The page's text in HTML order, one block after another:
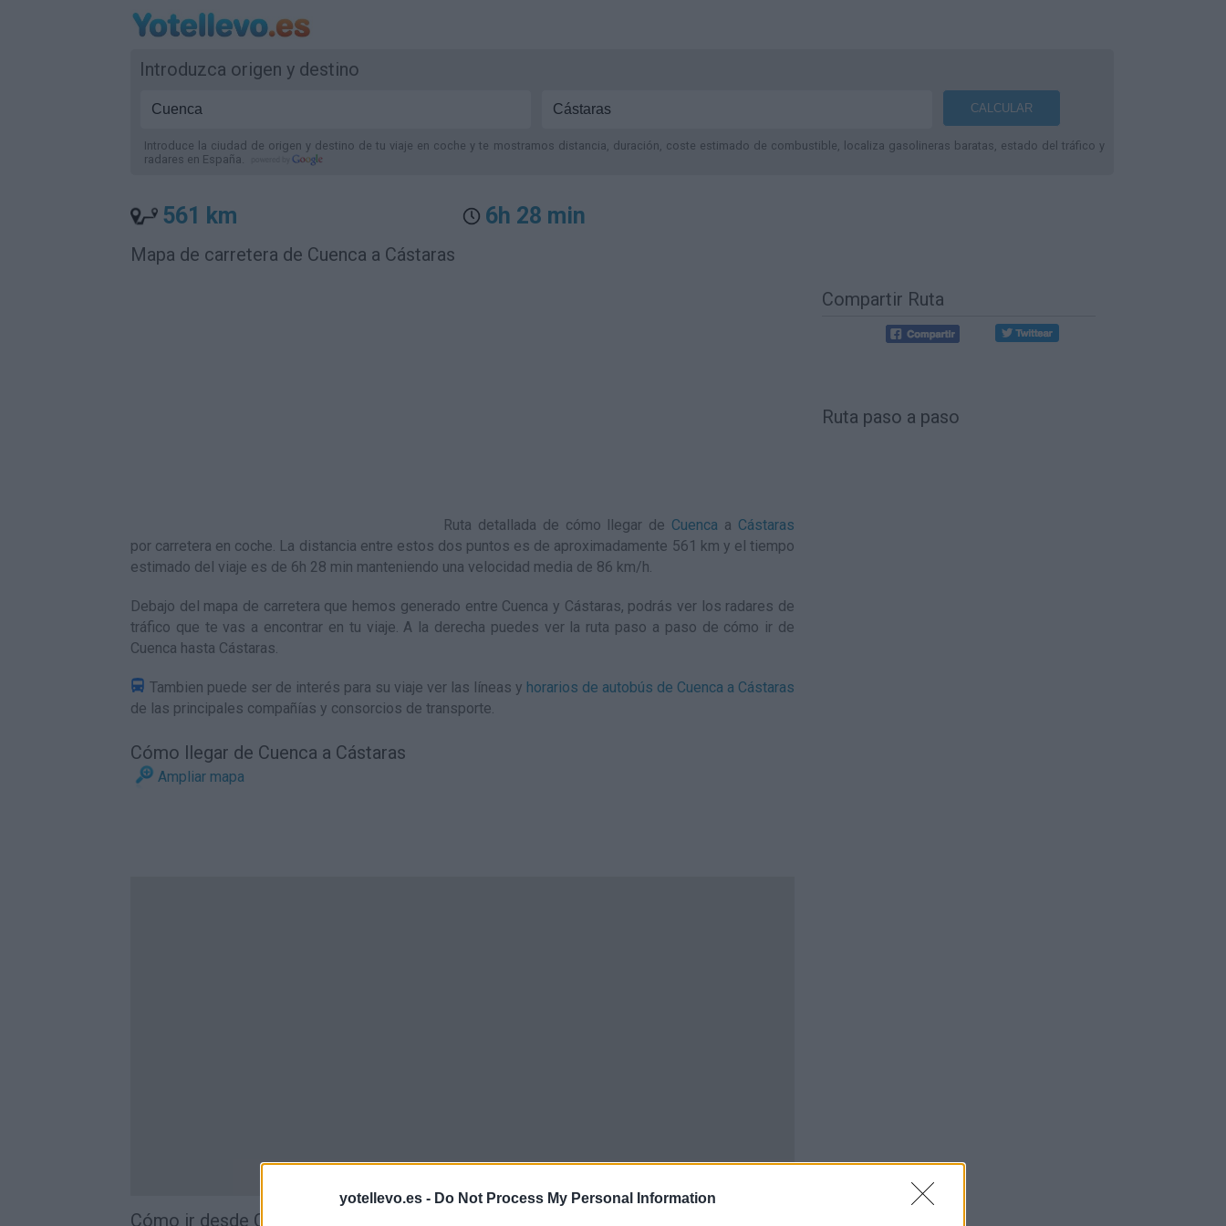
yotellevo.es - Do Not Process My Personal Information
Introduzca origen y destino
Introduce la ciudad de origen y destino de tu viaje en coche y te mostramos distancia, duración, coste estimado de combustible, localiza gasolineras baratas, estado del tráfico y
radares en España.
561 km 6h 28 min
Mapa de carretera de Cuenca a Cástaras
Ruta detallada de cómo llegar de Cuenca a Cástaras
por carretera en coche. La distancia entre estos dos puntos es de aproximadamente 561 km y el tiempo
estimado del viaje es de 6h 28 min manteniendo una velocidad media de 86 km/h.
Debajo del mapa de carretera que hemos generado entre Cuenca y Cástaras, podrás ver los radares de
tráfico que te vas a encontrar en tu viaje. A la derecha puedes ver la ruta paso a paso de cómo ir de
Cuenca hasta Cástaras.
Tambien puede ser de interés para su viaje ver las líneas y horarios de autobús de Cuenca a Cástaras
de las principales compañías y consorcios de transporte.
Cómo llegar de Cuenca a Cástaras
Ampliar mapa
Cómo ir desde Cuenca a Cástaras
Compartir Ruta
Ruta paso a paso